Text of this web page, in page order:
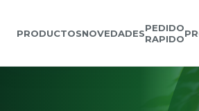
PRODUCTOSNOVEDADESPEDIDO
RAPIDO